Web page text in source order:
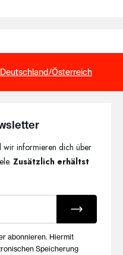
Österreich
wir informieren dich über
Zusätzlich erhältst
E-Mails
abonnieren. Hiermit